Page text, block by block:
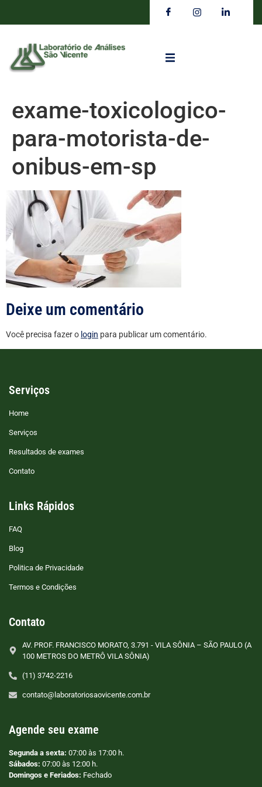
exame-toxicologico-
para-motorista-de-
onibus-em-sp
Deixe um comentário
Você precisa fazer o login para publicar um comentário.
Serviços
Home
Serviços
Resultados de exames
Contato
Links Rápidos
FAQ
Blog
Politica de Privacidade
Termos e Condições
Contato
AV. PROF. FRANCISCO MORATO, 3.791 - VILA SÔNIA – SÃO PAULO (A
100 METROS DO METRÔ VILA SÔNIA)
(11) 3742-2216
contato@laboratoriosaovicente.com.br
Agende seu exame
Segunda a sexta: 07:00 às 17:00 h.
Sábados: 07:00 às 12:00 h.
Domingos e Feriados: Fechado